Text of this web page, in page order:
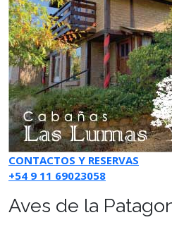
CONTACTOS Y RESERVAS
+54 9 11 69023058
Aves de la